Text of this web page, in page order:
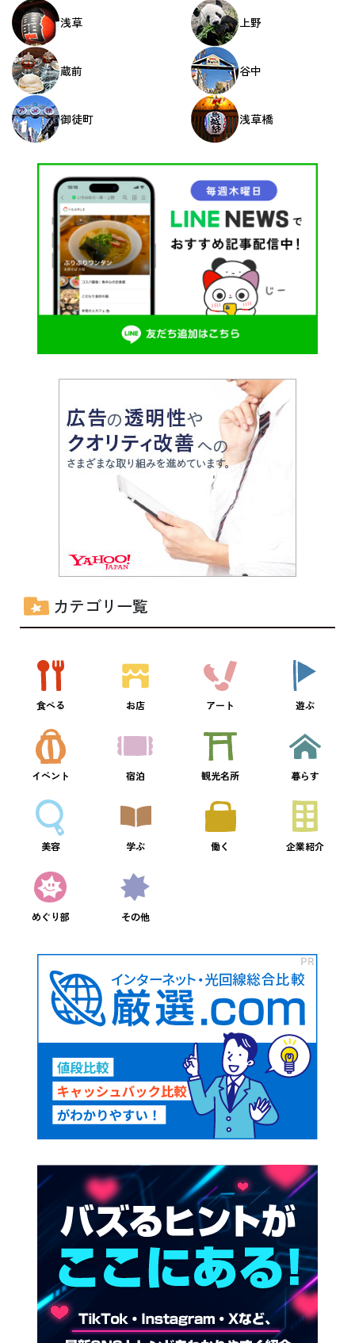
浅草 上野
蔵前 谷中
御徒町 浅草橋
カテゴリ一覧
食べる お店 アート 遊ぶ
イベント 宿泊 観光名所 暮らす
美容 学ぶ 働く 企業紹介
めぐり部 その他